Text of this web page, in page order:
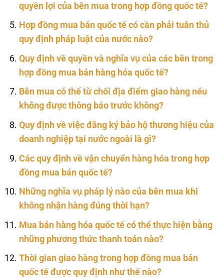
quyền lợi của bên mua trong hợp đồng quốc tế?
Hợp đồng mua bán quốc tế có cần phải tuân thủ
quy định pháp luật của nước nào?
Quy định về quyền và nghĩa vụ của các bên trong
hợp đồng mua bán hàng hóa quốc tế?
Bên mua có thể từ chối địa điểm giao hàng nếu
không được thông báo trước không?
Quy định về việc đăng ký bảo hộ thương hiệu của
doanh nghiệp tại nước ngoài là gì?
Các quy định về vận chuyển hàng hóa trong hợp
đồng mua bán quốc tế?
Những nghĩa vụ pháp lý nào của bên mua khi
không nhận hàng đúng thời hạn?
Mua bán hàng hóa quốc tế có thể thực hiện bằng
những phương thức thanh toán nào?
Thời gian giao hàng trong hợp đồng mua bán
quốc tế được quy định như thế nào?